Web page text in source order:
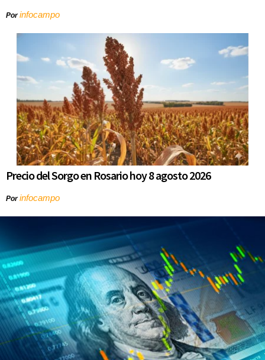
Porinfocampo
Precio del Sorgo en Rosario hoy 8 agosto 2026
Porinfocampo